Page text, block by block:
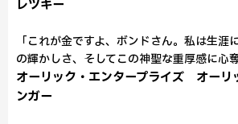
レツキー
「これが金ですよ、ボンドさん。私は生涯
の輝かしさ、そしてこの神聖な重厚感に心
オーリック・エンタープライズ オーリ
ンガー